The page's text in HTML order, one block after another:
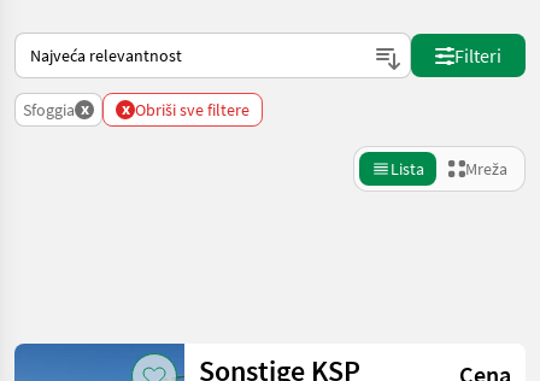
Način na koji sortira Landwirt.com
Filteri
Sfoggia x x Obriši sve filtere
Lista Mreža
Sonstige KSP
Cena